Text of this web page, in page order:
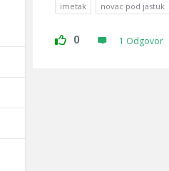
imetak novac pod jastuk
0 1 Odgovor